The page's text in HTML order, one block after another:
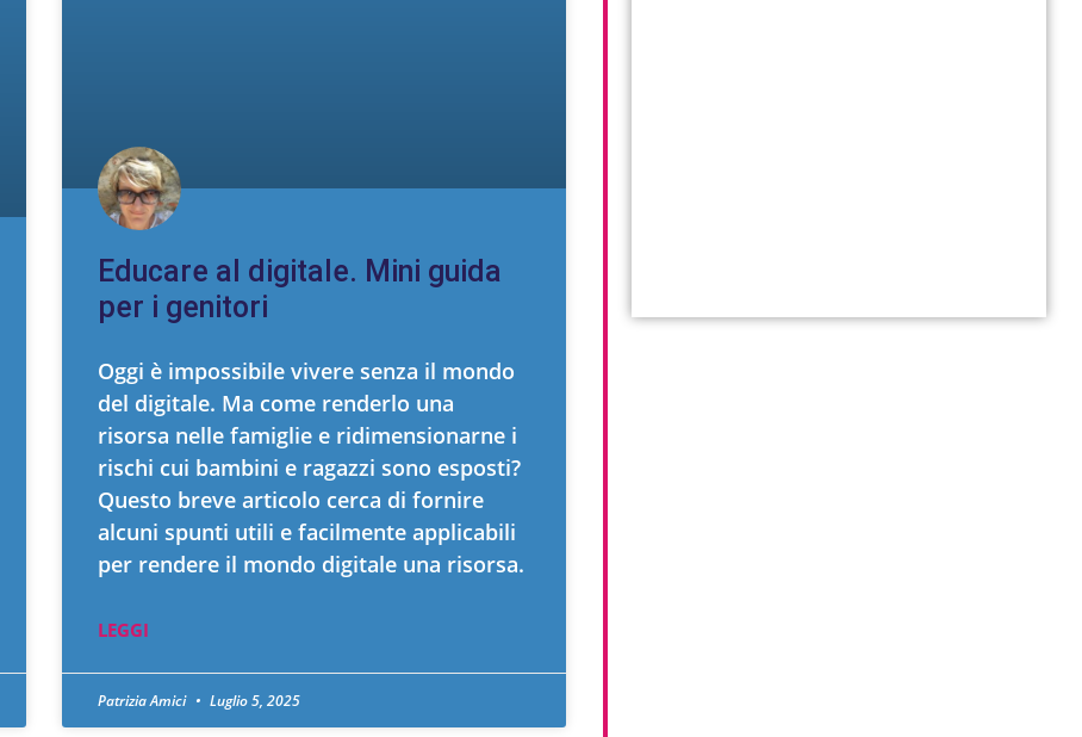
Educare al digitale. Mini guida
per i genitori
Oggi è impossibile vivere senza il mondo
del digitale. Ma come renderlo una
risorsa nelle famiglie e ridimensionarne i
rischi cui bambini e ragazzi sono esposti?
Questo breve articolo cerca di fornire
alcuni spunti utili e facilmente applicabili
per rendere il mondo digitale una risorsa.
LEGGI
Patrizia Amici Luglio 5, 2025